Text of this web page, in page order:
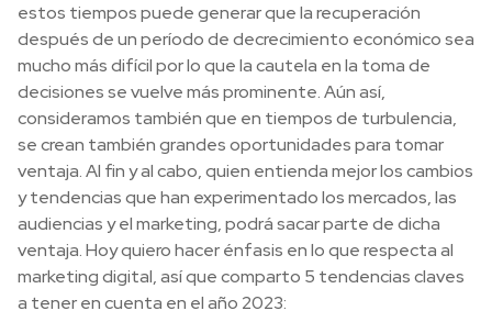
estos tiempos puede generar que la recuperación
después de un período de decrecimiento económico sea
mucho más difícil por lo que la cautela en la toma de
decisiones se vuelve más prominente. Aún así,
consideramos también que en tiempos de turbulencia,
se crean también grandes oportunidades para tomar
ventaja. Al fin y al cabo, quien entienda mejor los cambios
y tendencias que han experimentado los mercados, las
audiencias y el marketing, podrá sacar parte de dicha
ventaja. Hoy quiero hacer énfasis en lo que respecta al
marketing digital, así que comparto 5 tendencias claves
a tener en cuenta en el año 2023: